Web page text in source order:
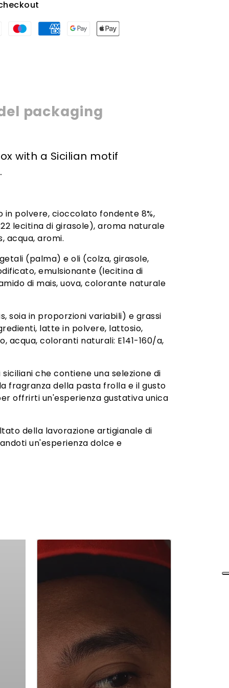
packaging
with a Sicilian motif
polvere, cioccolato fondente 8%,
lecitina di girasole), aroma naturale
acqua, aromi.
(palma) e oli (colza, girasole,
emulsionante (lecitina di
di mais, uova, colorante naturale
soia in proporzioni variabili) e grassi
latte in polvere, lattosio,
acqua, coloranti naturali: E141-160/a,
che contiene una selezione di
fragranza della pasta frolla e il gusto
offrirti un'esperienza gustativa unica
della lavorazione artigianale di
un'esperienza dolce e